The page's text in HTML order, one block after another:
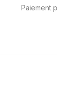
Paiement